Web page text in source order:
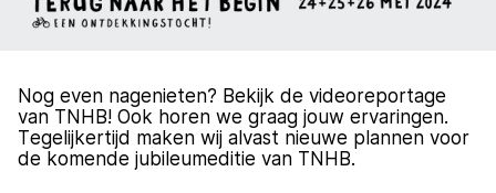
Nog even nagenieten? Bekijk de videoreportage
van TNHB! Ook horen we graag jouw ervaringen.
Tegelijkertijd maken wij alvast nieuwe plannen voor
de komende jubileumeditie van TNHB.